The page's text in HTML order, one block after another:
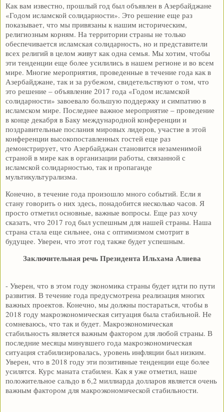
Как вам известно, прошлый год был объявлен в Азербайджане
«Годом исламской солидарности». Это решение еще раз
показывает, что мы привязаны к нашим историческим,
религиозным корням. На территории страны не только
обеспечивается исламская солидарность, но и представители
всех религий в целом живут как одна семья. Мы хотим, чтобы
эти тенденции еще более усилились в нашем регионе и во всем
мире. Многие мероприятия, проведенные в течение года как в
Азербайджане, так и за рубежом, свидетельствуют о том, что
это решение – объявление 2017 года «Годом исламской
солидарности» завоевало большую поддержку и симпатию в
исламском мире. Последнее важное мероприятие – проведение
в конце декабря в Баку международной конференции и
поздравительные послания мировых лидеров, участие в этой
конференции высокопоставленных гостей еще раз
демонстрирует, что Азербайджан становится незаменимой
страной в мире как в организации работы, связанной с
исламской солидарностью, так и пропаганде
мультикультурализма.
Конечно, в течение года произошло много событий. Если я
стану говорить о них здесь, понадобится несколько часов. Я
просто отметил основные, важные вопросы. Еще раз хочу
сказать, что 2017 год был успешным для нашей страны. Наша
страна стала еще сильнее, она с оптимизмом смотрит в
будущее. Уверен, что этот год также будет успешным.
Заключительная речь Президента Ильхама Алиева
- Уверен, что в этом году экономика страны будет идти по пути
развития. В течение года предусмотрена реализация многих
важных проектов. Конечно, мы должны постараться, чтобы в
2018 году макроэкономическая ситуация была стабильной. Не
сомневаюсь, что так и будет. Макроэкономическая
стабильность является важным фактором для любой страны. В
последние месяцы минувшего года макроэкономическая
ситуация стабилизировалась, уровень инфляции был низким.
Уверен, что в 2018 году эти позитивные тенденции еще более
усилятся. Курс маната стабилен. Как я уже отметил, наше
положительное сальдо в 6,2 миллиарда долларов является очень
важным фактором для макроэкономической стабильности.